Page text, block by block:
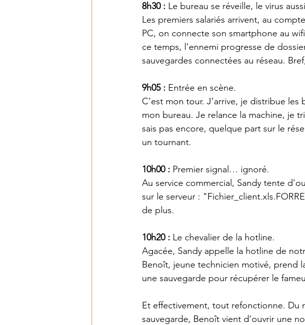
8h30 : Le bureau se réveille, le virus
Les premiers salariés arrivent, au
PC, on connecte son smartphone au
ce temps, l’ennemi progresse de
sauvegardes connectées au réseau.
9h05 : Entrée en scène.
C’est mon tour. J’arrive, je distribue
mon bureau. Je relance la machine, je
sais pas encore, quelque part sur le
un tournant.
10h00 : Premier signal… ignoré.
Au service commercial, Sandy tente
sur le serveur :
de plus.
10h20 : Le chevalier de la hotline.
Agacée, Sandy appelle la hotline de
Benoît, jeune technicien motivé, prend
une sauvegarde pour récupérer le
Et effectivement, tout refonctionne. Du
sauvegarde, Benoît vient d’ouvrir une